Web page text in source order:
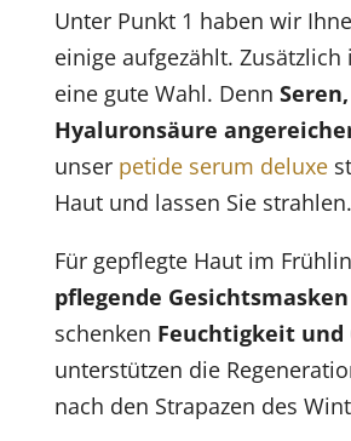
Unter Punkt 1 haben wir
einige aufgezählt. Zusätzlich
eine gute Wahl. Denn
Hyaluronsäure
unser petide serum deluxe
Haut und lassen Sie strahlen.
Für gepflegte Haut im
pflegende Gesichtsmasken
schenken Feuchtigkeit und
unterstützen die
nach den Strapazen des